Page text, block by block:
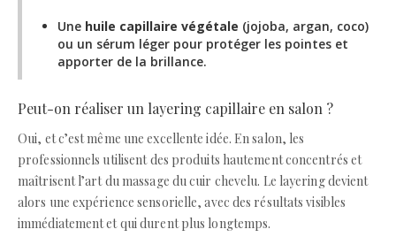
Une huile capillaire végétale (jojoba, argan, coco)
ou un sérum léger pour protéger les pointes et
apporter de la brillance.
Peut-on réaliser un layering capillaire en salon ?
Oui, et c’est même une excellente idée. En salon, les
professionnels utilisent des produits hautement concentrés et
maîtrisent l’art du massage du cuir chevelu. Le layering devient
alors une expérience sensorielle, avec des résultats visibles
immédiatement et qui durent plus longtemps.